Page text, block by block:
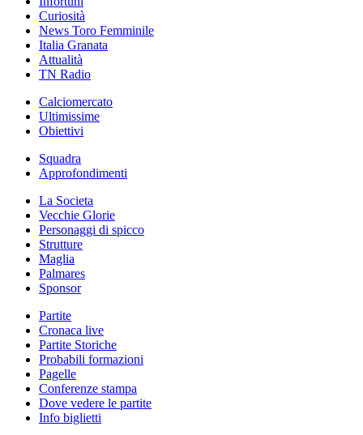
Curiosità
News Toro Femminile
Italia Granata
Attualità
TN Radio
Calciomercato
Ultimissime
Obiettivi
Squadra
Approfondimenti
La Societa
Vecchie Glorie
Personaggi di spicco
Strutture
Maglia
Palmares
Sponsor
Partite
Cronaca live
Partite Storiche
Probabili formazioni
Pagelle
Conferenze stampa
Dove vedere le partite
Info biglietti